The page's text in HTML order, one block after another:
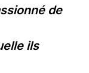
de
ils